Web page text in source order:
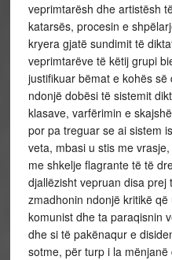
veprimtarësh dhe artistësh
katarsës, procesin e
kryera gjatë sundimit të
veprimtarëve të këtij grupi
justifikuar bëmat e kohës
ndonjë dobësi të sistemit
klasave, varfërimin e
por pa treguar se ai sistem
veta, mbasi u stis me
me shkelje flagrante të të
djallëzisht vepruan disa
zmadhonin ndonjë kritikë
komunist dhe ta paraqisnin
dhe si të pakënaqur e
sotme, për turp i la